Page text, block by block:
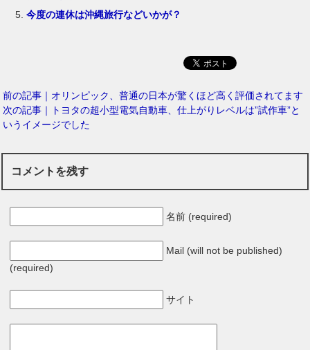
今度の連休は沖縄旅行などいかが？
前の記事｜オリンピック、普通の日本が驚くほど高く評価されてます
次の記事｜トヨタの超小型電気自動車、仕上がりレベルは”試作車”と
いうイメージでした
コメントを残す
名前 (required)
Mail (will not be published)
(required)
サイト